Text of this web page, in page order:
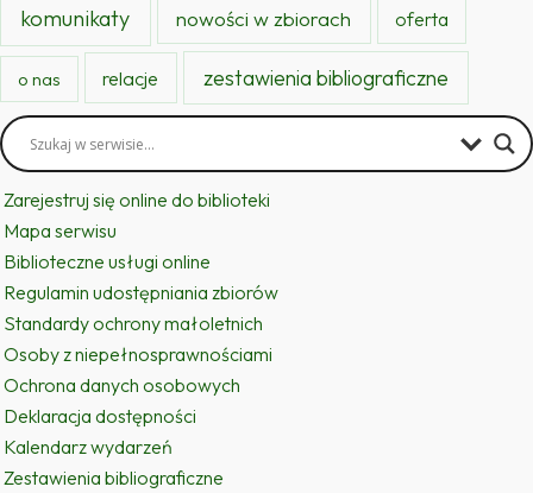
komunikaty nowości w zbiorach oferta
o nas relacje zestawienia bibliograficzne
Zarejestruj się online do biblioteki
Mapa serwisu
Biblioteczne usługi online
Regulamin udostępniania zbiorów
Standardy ochrony małoletnich
Osoby z niepełnosprawnościami
Ochrona danych osobowych
Deklaracja dostępności
Kalendarz wydarzeń
Zestawienia bibliograficzne